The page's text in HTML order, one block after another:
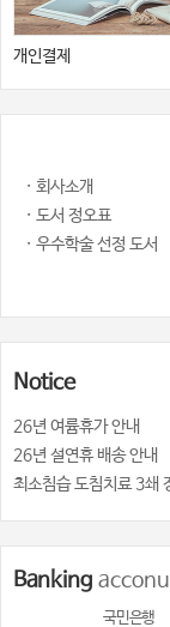
개인결제
· 회사소개
· 도서 정오표
· 우수학술 선정 도서
Notice
26년 여륨휴가 안내
26년 설연휴 배송 안내
최소침습 도침치료 3쇄
Banking
국민은행